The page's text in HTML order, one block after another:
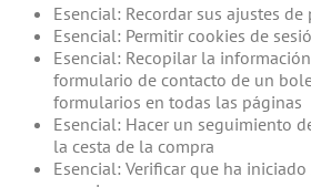
Esencial: Recordar sus ajustes
Esencial: Permitir cookies de
Esencial: Recopilar la
formulario de contacto de un
formularios en todas las páginas
Esencial: Hacer un seguimiento
la cesta de la compra
Esencial: Verificar que ha